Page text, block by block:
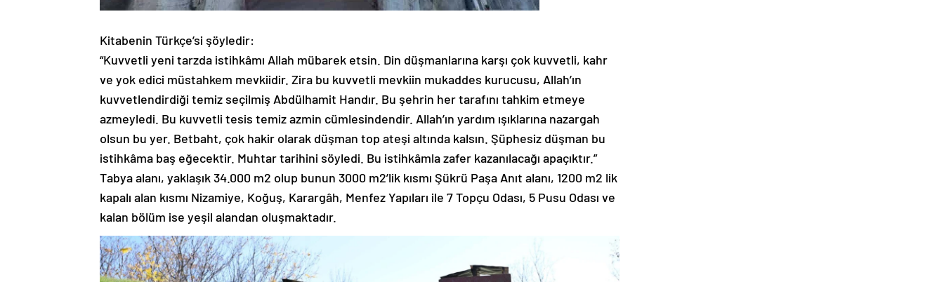
Kitabenin Türkçe’si şöyledir:
“Kuvvetli yeni tarzda istihkâmı Allah mübarek etsin. Din düşmanlarına karşı çok kuvvetli, kahr
ve yok edici müstahkem mevkiidir. Zira bu kuvvetli mevkiin mukaddes kurucusu, Allah’ın
kuvvetlendirdiği temiz seçilmiş Abdülhamit Handır. Bu şehrin her tarafını tahkim etmeye
azmeyledi. Bu kuvvetli tesis temiz azmin cümlesindendir. Allah’ın yardım ışıklarına nazargah
olsun bu yer. Betbaht, çok hakir olarak düşman top ateşi altında kalsın. Şüphesiz düşman bu
istihkâma baş eğecektir. Muhtar tarihini söyledi. Bu istihkâmla zafer kazanılacağı apaçıktır.”
Tabya alanı, yaklaşık 34.000 m2 olup bunun 3000 m2’lik kısmı Şükrü Paşa Anıt alanı, 1200 m2 lik
kapalı alan kısmı Nizamiye, Koğuş, Karargâh, Menfez Yapıları ile 7 Topçu Odası, 5 Pusu Odası ve
kalan bölüm ise yeşil alandan oluşmaktadır.